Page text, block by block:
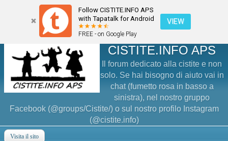
Follow CISTITE.INFO APS
with Tapatalk for Android
FREE - on Google Play
VIEW
CISTITE.INFO APS
Il forum dedicato alla cistite e non
solo. Se hai bisogno di aiuto vai in
chat (fumetto rosa in basso a
sinistra), nel nostro gruppo
Facebook (@groups/Cistite/) o sul nostro profilo Instagram
(@cistite.info)
Visita il sito